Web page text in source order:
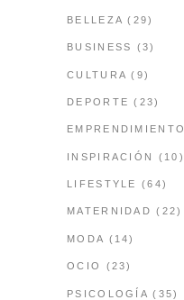
BELLEZA (29)
BUSINESS (3)
CULTURA (9)
DEPORTE (23)
EMPRENDIMIENTO
INSPIRACIÓN (10)
LIFESTYLE (64)
MATERNIDAD (22)
MODA (14)
OCIO (23)
PSICOLOGÍA (35)